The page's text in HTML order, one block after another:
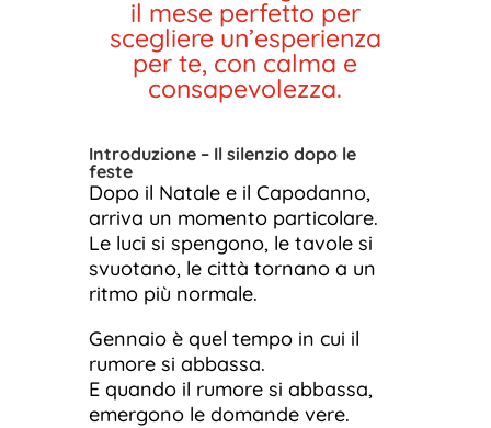
il mese perfetto per
scegliere un’esperienza
per te, con calma e
consapevolezza.
Introduzione – Il silenzio dopo le
feste
Dopo il Natale e il Capodanno,
arriva un momento particolare.
Le luci si spengono, le tavole si
svuotano, le città tornano a un
ritmo più normale.
Gennaio è quel tempo in cui il
rumore si abbassa.
E quando il rumore si abbassa,
emergono le domande vere.